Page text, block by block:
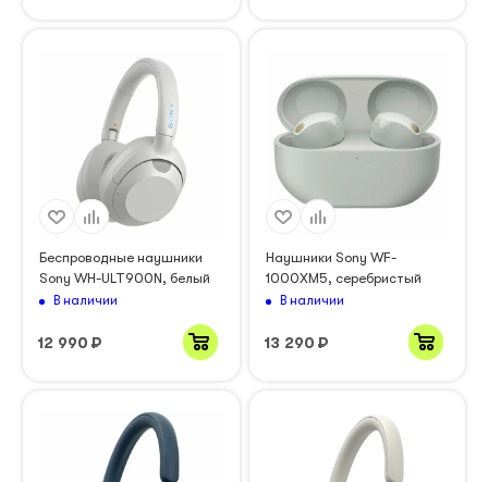
Беспроводные наушники
Sony WH-ULT900N, белый
В наличии
12 990 ₽
Наушники Sony WF-
1000XM5, серебристый
В наличии
13 290 ₽